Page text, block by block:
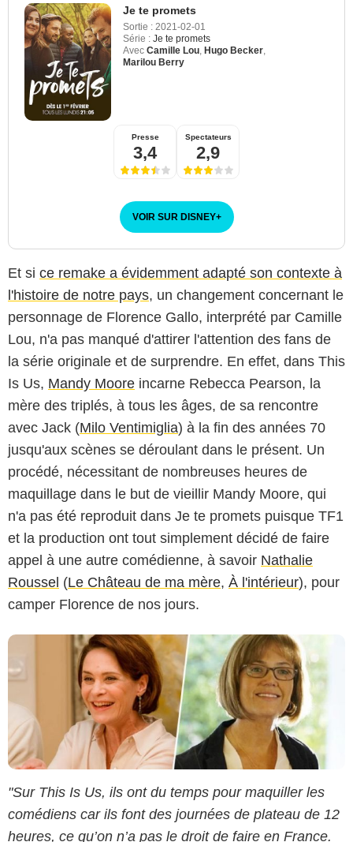
Je te promets
Sortie : 2021-02-01
Série : Je te promets
Avec Camille Lou Hugo Becker
Marilou Berry
Presse
3,4
Spectateurs
2,9
VOIR SUR DISNEY+
Et si ce remake a évidemment adapté son contexte à
l'histoire de notre pays, un changement concernant le
personnage de Florence Gallo, interprété par Camille
Lou, n'a pas manqué d'attirer l'attention des fans de
la série originale et de surprendre. En effet, dans This
Is Us, Mandy Moore incarne Rebecca Pearson, la
mère des triplés, à tous les âges, de sa rencontre
avec Jack (Milo Ventimiglia) à la fin des années 70
jusqu'aux scènes se déroulant dans le présent. Un
procédé, nécessitant de nombreuses heures de
maquillage dans le but de vieillir Mandy Moore, qui
n'a pas été reproduit dans Je te promets puisque TF1
et la production ont tout simplement décidé de faire
appel à une autre comédienne, à savoir Nathalie
Roussel (Le Château de ma mère, À l'intérieur), pour
camper Florence de nos jours.
"Sur This Is Us, ils ont du temps pour maquiller les
comédiens car ils font des journées de plateau de 12
heures, ce qu’on n’a pas le droit de faire en France.